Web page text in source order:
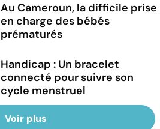
Au Cameroun, la difficile prise
en charge des bébés
prématurés
Handicap : Un bracelet
connecté pour suivre son
cycle menstruel
Voir plus